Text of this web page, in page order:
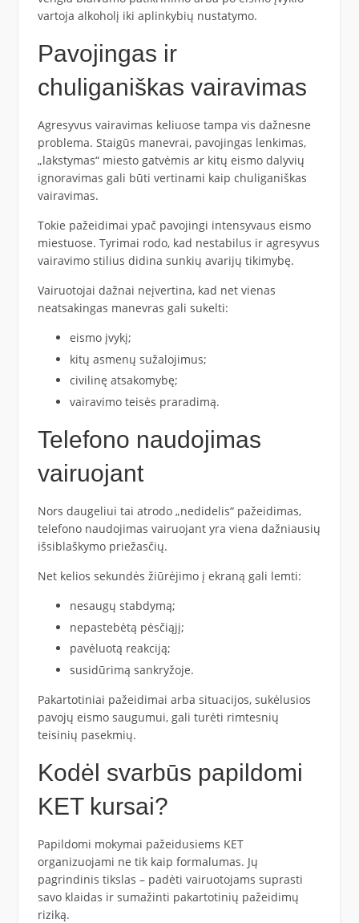
vartoja alkoholį iki aplinkybių nustatymo.
Pavojingas ir
chuliganiškas vairavimas
Agresyvus vairavimas keliuose tampa vis dažnesne
problema. Staigūs manevrai, pavojingas lenkimas,
„lakstymas“ miesto gatvėmis ar kitų eismo dalyvių
ignoravimas gali būti vertinami kaip chuliganiškas
vairavimas.
Tokie pažeidimai ypač pavojingi intensyvaus eismo
miestuose. Tyrimai rodo, kad nestabilus ir agresyvus
vairavimo stilius didina sunkių avarijų tikimybę.
Vairuotojai dažnai neįvertina, kad net vienas
neatsakingas manevras gali sukelti:
eismo įvykį;
kitų asmenų sužalojimus;
civilinę atsakomybę;
vairavimo teisės praradimą.
Telefono naudojimas
vairuojant
Nors daugeliui tai atrodo „nedidelis“ pažeidimas,
telefono naudojimas vairuojant yra viena dažniausių
išsiblaškymo priežasčių.
Net kelios sekundės žiūrėjimo į ekraną gali lemti:
nesaugų stabdymą;
nepastebėtą pėsčiąjį;
pavėluotą reakciją;
susidūrimą sankryžoje.
Pakartotiniai pažeidimai arba situacijos, sukėlusios
pavojų eismo saugumui, gali turėti rimtesnių
teisinių pasekmių.
Kodėl svarbūs papildomi
KET kursai?
Papildomi mokymai pažeidusiems KET
organizuojami ne tik kaip formalumas. Jų
pagrindinis tikslas – padėti vairuotojams suprasti
savo klaidas ir sumažinti pakartotinių pažeidimų
riziką.